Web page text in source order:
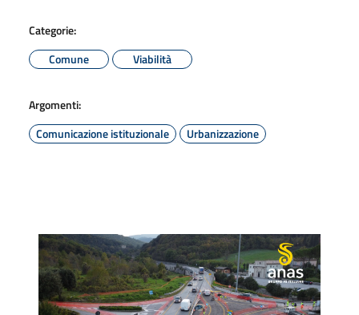
Categorie:
Comune
Viabilità
Argomenti:
Comunicazione istituzionale
Urbanizzazione